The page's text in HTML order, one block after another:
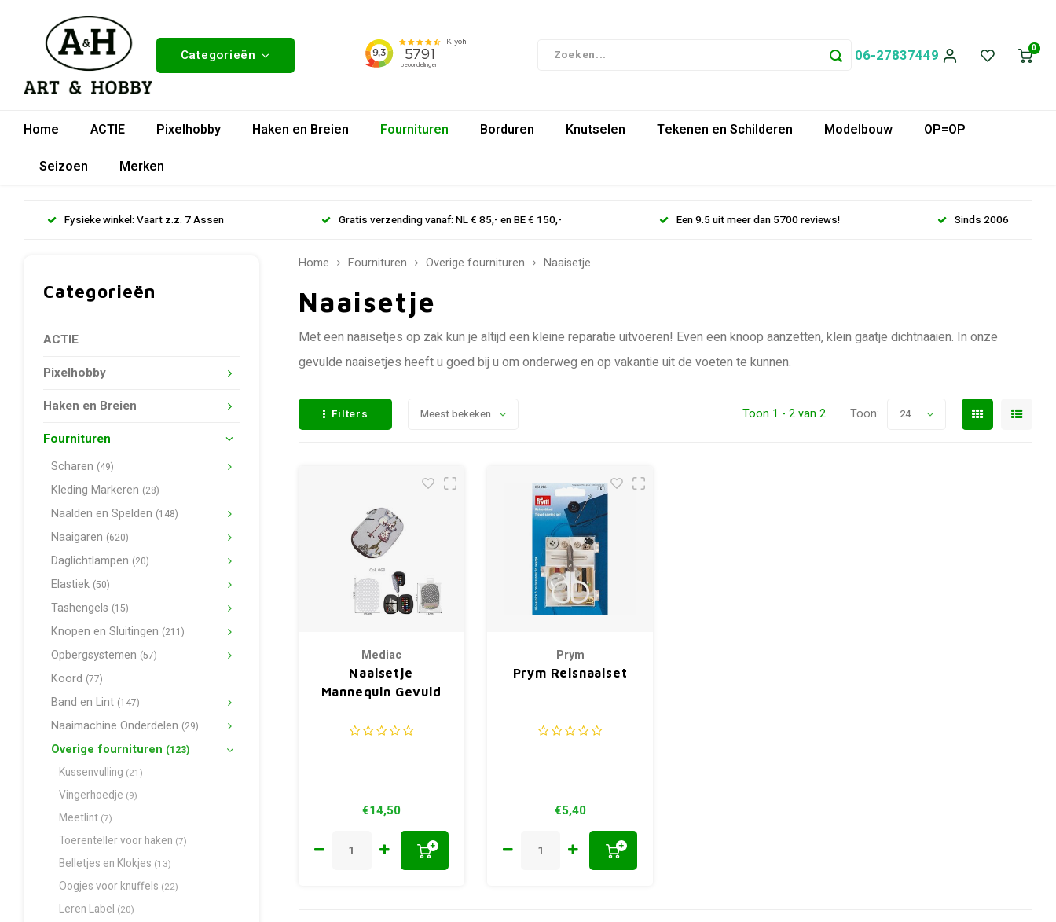
Categorieën 06-27837449 0
Home ACTIE Pixelhobby Haken en Breien Fournituren Borduren Knutselen Tekenen en Schilderen Modelbouw
OP=OP
Seizoen
Merken
Fysieke winkel: Vaart z.z. 7 Assen Gratis verzending vanaf: NL € 85,- en BE € 150,- Een 9.5 uit meer dan 5700 reviews! Sinds 2006
Categorieën
ACTIE
Pixelhobby
Haken en Breien
Fournituren
Scharen (49)
Kleding Markeren (28)
Naalden en Spelden (148)
Naaigaren (620)
Daglichtlampen (20)
Elastiek (50)
Tashengels (15)
Knopen en Sluitingen (211)
Opbergsystemen (57)
Koord (77)
Band en Lint (147)
Naaimachine Onderdelen (29)
Overige fournituren (123)
Kussenvulling (21)
Vingerhoedje (9)
Meetlint (7)
Toerenteller voor haken (7)
Belletjes en Klokjes (13)
Oogjes voor knuffels (22)
Leren Label (20)
Home Fournituren Overige fournituren Naaisetje
Naaisetje
Met een naaisetjes op zak kun je altijd een kleine reparatie uitvoeren! Even een knoop aanzetten, klein gaatje dichtnaaien. In onze
gevulde naaisetjes heeft u goed bij u om onderweg en op vakantie uit de voeten te kunnen.
Filters Meest bekeken Toon 1 - 2 van 2 Toon: 24
Mediac
Naaisetje
Mannequin Gevuld
€14,50
+
Prym
Prym Reisnaaiset
€5,40
+